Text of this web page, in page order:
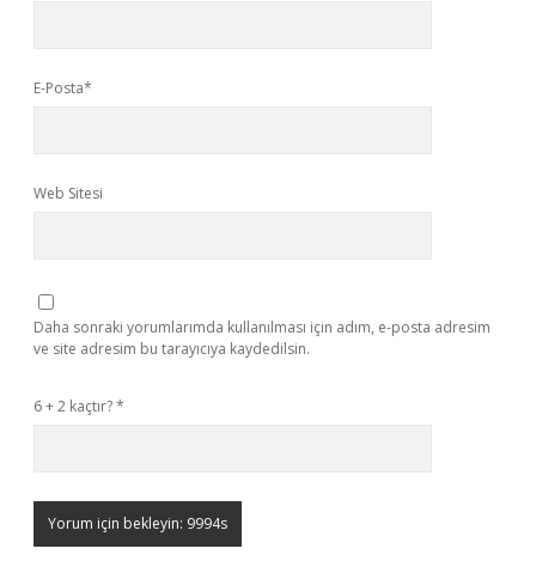
E-Posta*
Web Sitesi
Daha sonraki yorumlarımda kullanılması için adım, e-posta adresim
ve site adresim bu tarayıcıya kaydedilsin.
6 + 2 kaçtır?*